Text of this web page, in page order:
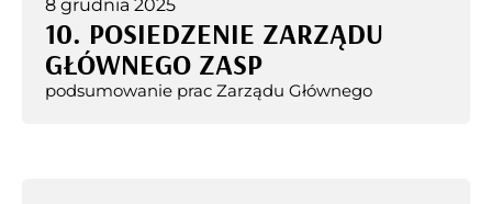
8 grudnia 2025
10. POSIEDZENIE ZARZĄDU
GŁÓWNEGO ZASP
podsumowanie prac Zarządu Głównego